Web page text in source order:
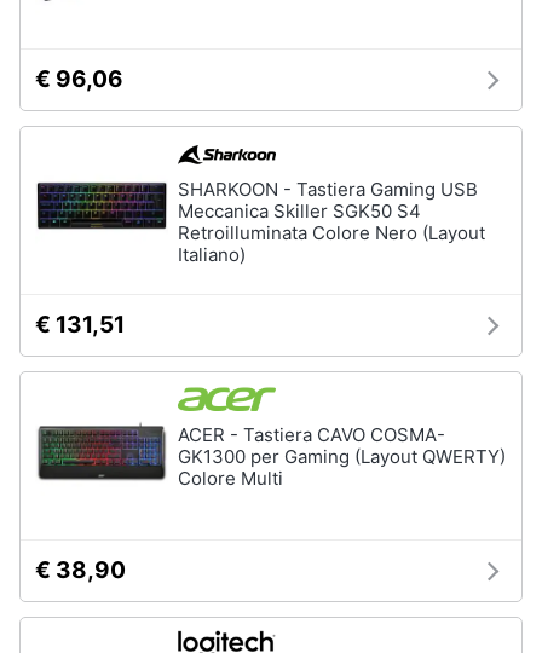
€ 96,06
SHARKOON - Tastiera Gaming USB
Meccanica Skiller SGK50 S4
Retroilluminata Colore Nero (Layout
Italiano)
€ 131,51
ACER - Tastiera CAVO COSMA-
GK1300 per Gaming (Layout QWERTY)
Colore Multi
€ 38,90